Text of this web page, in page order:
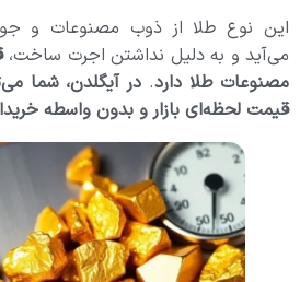
این نوع طلا از ذوب مصنوعات و
می‌آید و به دلیل نداشتن اجرت ساخت،
مصنوعات طلا دارد. در آیگلدن، شما
قیمت لحظه‌ای بازار و بدون واسطه